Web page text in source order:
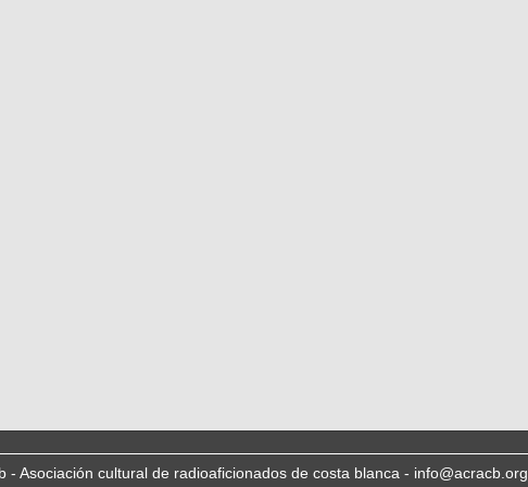
- Asociación cultural de radioaficionados de costa blanca - info@acracb.org